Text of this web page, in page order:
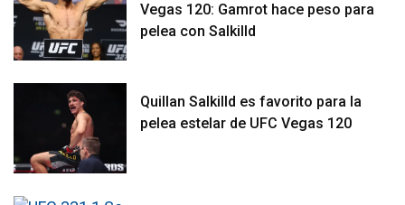
Vegas 120: Gamrot hace peso para
pelea con Salkilld
Quillan Salkilld es favorito para la
pelea estelar de UFC Vegas 120